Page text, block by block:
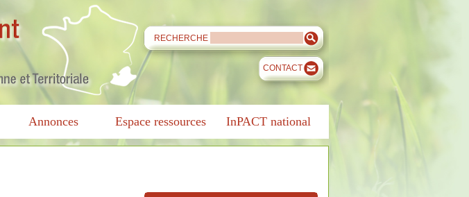
RECHERCHE
CONTACT
Annonces Espace ressources InPACT national